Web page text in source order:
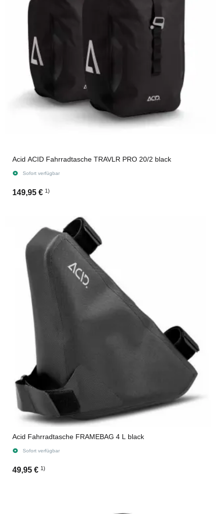
Acid ACID Fahrradtasche TRAVLR PRO 20/2 black
Sofort verfügbar
149,95 € 1)
Acid Fahrradtasche FRAMEBAG 4 L black
Sofort verfügbar
49,95 € 1)